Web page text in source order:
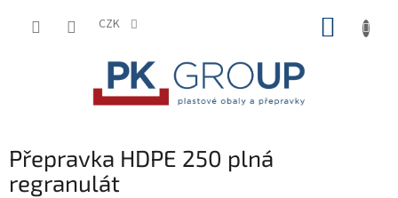
CZK
Přepravka HDPE 250 plná
regranulát